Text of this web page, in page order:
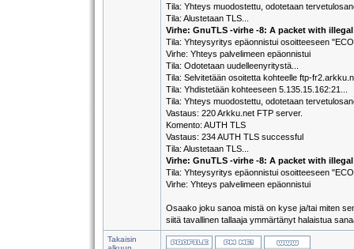
Tila: Yhteys muodostettu, odotetaan
Tila: Alustetaan TLS...
Virhe: GnuTLS -virhe -8: A packet with
Tila: Yhteysyritys epäonnistui osoitteeseen
Virhe: Yhteys palvelimeen epäonnistui
Tila: Odotetaan uudelleenyritystä...
Tila: Selvitetään osoitetta kohteelle ftp-
Tila: Yhdistetään kohteeseen 5.135.15.162:21...
Tila: Yhteys muodostettu, odotetaan
Vastaus: 220 Arkku.net FTP server.
Komento: AUTH TLS
Vastaus: 234 AUTH TLS successful
Tila: Alustetaan TLS...
Virhe: GnuTLS -virhe -8: A packet with
Tila: Yhteysyritys epäonnistui osoitteeseen
Virhe: Yhteys palvelimeen epäonnistui
Osaako joku sanoa mistä on kyse ja/tai miten
siitä tavallinen tallaaja ymmärtänyt halaistua
Takaisin